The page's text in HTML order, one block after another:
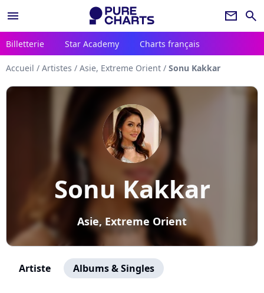
menu newsletter search
Billetterie Star Academy Charts français
Accueil / Artistes / Asie, Extreme Orient / Sonu Kakkar
Sonu Kakkar
Asie, Extreme Orient
Artiste Albums & Singles